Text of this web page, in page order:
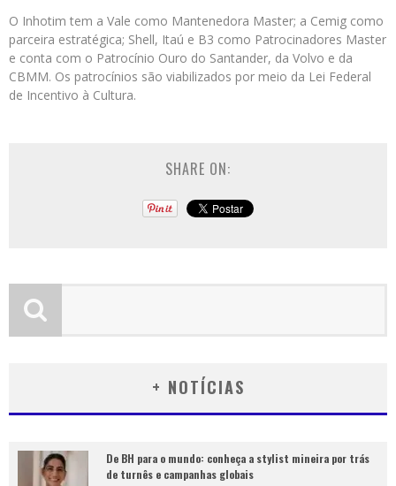
O Inhotim tem a Vale como Mantenedora Master; a Cemig como
parceira estratégica; Shell, Itaú e B3 como Patrocinadores Master
e conta com o Patrocínio Ouro do Santander, da Volvo e da
CBMM. Os patrocínios são viabilizados por meio da Lei Federal
de Incentivo à Cultura.
SHARE ON:
+ NOTÍCIAS
De BH para o mundo: conheça a stylist mineira por trás
de turnês e campanhas globais